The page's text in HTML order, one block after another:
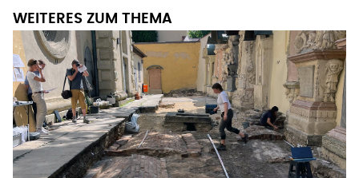
WEITERES ZUM THEMA